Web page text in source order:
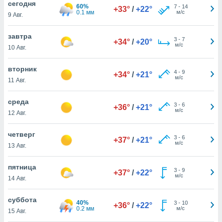
действия
рекламу
основе.
нашей
cookie
нашего
ВЫ
cегодня
9 Авг.
60%
0.1 мм
+33° / +22° 7- 14
м/с
завтра
10 Авг.
+34° / +20° 3- 7
м/с
вторник
11 Авг.
+34° / +21° 4- 9
м/с
среда
12 Авг.
+36° / +21° 3- 6
м/с
четверг
13 Авг.
+37° / +21° 3- 6
м/с
пятница
14 Авг.
+37° / +22° 3- 9
м/с
суббота
15 Авг.
40%
0.2 мм
+36° / +22° 3- 10
м/с